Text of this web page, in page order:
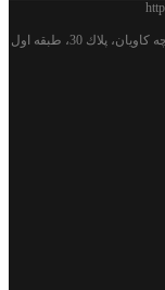
اصفهان، خيابان حكيم نظامي، خيابان حسين آباد،كوچه كاويان، پلاك 30، طبقه اول